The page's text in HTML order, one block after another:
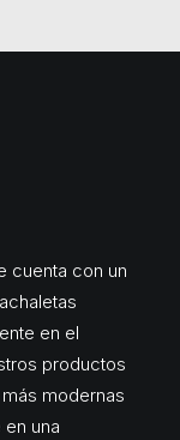
cuenta con un
en el
productos
modernas
una